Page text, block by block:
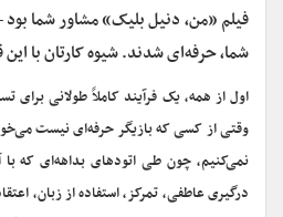
فیلم «من، دنیل بلیک» مشاور شما
شما، حرفه‌ای شدند. شیوه کارتان با
اول از همه، یک فرآیند کاملاً طولانی برای
وقتی از کسی که بازیگر حرفه‌ای نیست
نمی‌کنیم، چون طی اتودهای بداهه‌ای که
درگیری عاطفی، تمرکز، استفاده از زبان،